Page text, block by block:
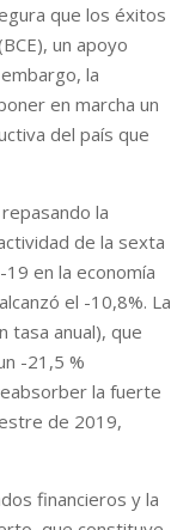
que los éxitos
un apoyo
la
en marcha un
del país que
la
de la sexta
en la economía
el -10,8%. La
tasa anual), que
-21,5 %
la fuerte
de 2019,
financieros y la